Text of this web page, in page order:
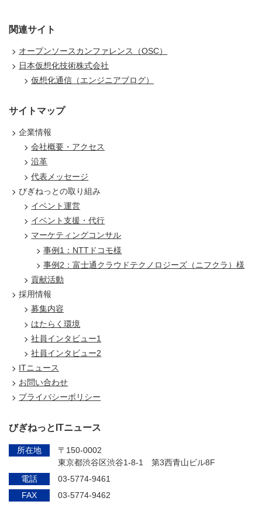
関連サイト
オープンソースカンファレンス（OSC）
日本仮想化技術株式会社
仮想化通信（エンジニアブログ）
サイトマップ
企業情報
会社概要・アクセス
沿革
代表メッセージ
びぎねっとの取り組み
イベント運営
イベント支援・代行
マーケティングコンサル
事例1：NTTドコモ様
事例2：富士通クラウドテクノロジーズ（ニフクラ）様
貢献活動
採用情報
募集内容
はたらく環境
社員インタビュー1
社員インタビュー2
ITニュース
お問い合わせ
プライバシーポリシー
びぎねっとITニュース
所在地
〒150-0002
東京都渋谷区渋谷1-8-1 第3西青山ビル8F
電話
03-5774-9461
FAX
03-5774-9462